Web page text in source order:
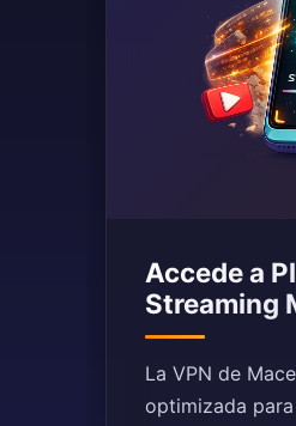
Accede a
Streaming
La VPN de
optimizada para